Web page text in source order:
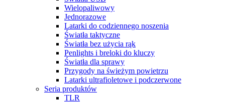
Wielopaliwowy
Jednorazowe
Latarki do codziennego noszenia
Światła taktyczne
Światła bez użycia rąk
Penlights i breloki do kluczy
Światła dla sprawy
Przygody na świeżym powietrzu
Latarki ultrafioletowe i podczerwone
Seria produktów
TLR